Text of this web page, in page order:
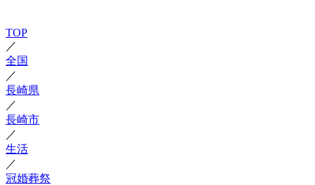
TOP
／
全国
／
長崎県
／
長崎市
／
生活
／
冠婚葬祭